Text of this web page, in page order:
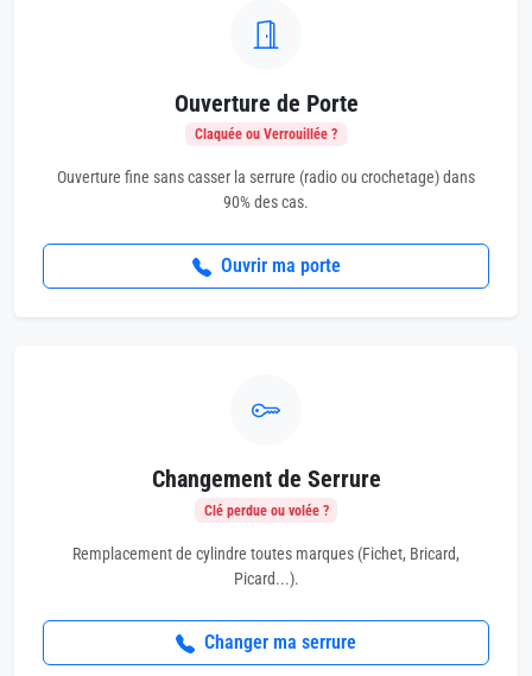
Ouverture de Porte
Claquée ou Verrouillée ?
Ouverture fine sans casser la serrure (radio ou crochetage) dans
90% des cas.
Ouvrir ma porte
Changement de Serrure
Clé perdue ou volée ?
Remplacement de cylindre toutes marques (Fichet, Bricard,
Picard...).
Changer ma serrure